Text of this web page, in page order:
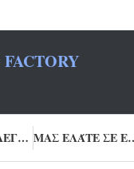
ΠΟΙΟΤΙΚΌΣ ΈΛΕΓΧΟΣ ΜΑΣ